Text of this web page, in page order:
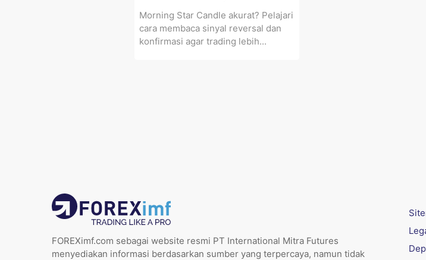
Morning Star Candle akurat? Pelajari
cara membaca sinyal reversal dan
konfirmasi agar trading lebih...
FOREXimf.com sebagai website resmi PT International Mitra Futures
menyediakan informasi berdasarkan sumber yang terpercaya, namun tidak